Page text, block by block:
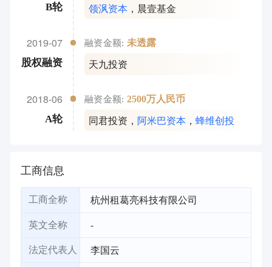
B轮 领沨资本 ， 晨壹基金
2019-07
股权融资
融资金额: 未透露
天九投资
2018-06
A轮
融资金额: 2500万人民币
同君投资 ， 阿米巴资本 ，蜂维创投
工商信息
工商全称 杭州租葛亮科技有限公司
英文全称 -
法定代表人 李国云